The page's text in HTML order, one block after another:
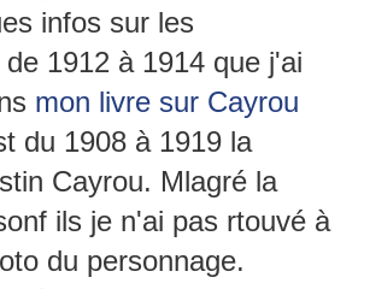
infos sur les
1912 à 1914 que j'ai
mon livre sur Cayrou
du 1908 à 1919 la
Cayrou. Mlagré la
ils je n'ai pas rtouvé à
du personnage.